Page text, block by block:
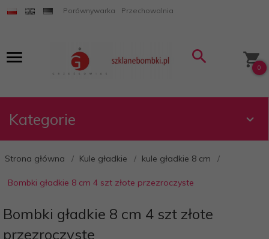
Porównywarka Przechowalnia
0
Kategorie
Strona główna Kule gładkie kule gładkie 8 cm
Bombki gładkie 8 cm 4 szt złote przezroczyste
Bombki gładkie 8 cm 4 szt złote
przezroczyste